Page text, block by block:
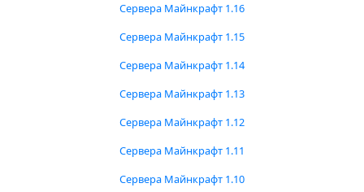
Сервера Майнкрафт 1.16
Сервера Майнкрафт 1.15
Сервера Майнкрафт 1.14
Сервера Майнкрафт 1.13
Сервера Майнкрафт 1.12
Сервера Майнкрафт 1.11
Сервера Майнкрафт 1.10